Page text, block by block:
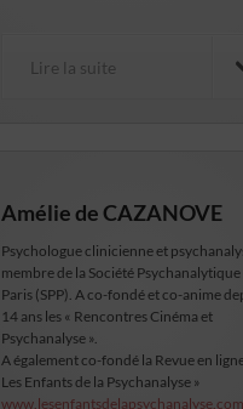
Lire la suite
Amélie de CAZANOVE
Psychologue clinicienne et
membre de la Société Psychanalytique
Paris (SPP). A co-fondé et co-anime
14 ans les « Rencontres Cinéma et
Psychanalyse ».
A également co-fondé la Revue en
Les Enfants de la Psychanalyse »
www.lesenfantsdelapsychanalyse.com